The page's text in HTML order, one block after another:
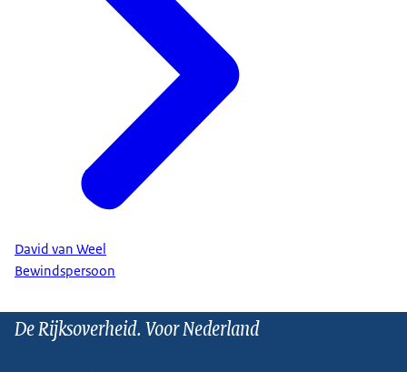
David van Weel
Bewindspersoon
De Rijksoverheid. Voor Nederland